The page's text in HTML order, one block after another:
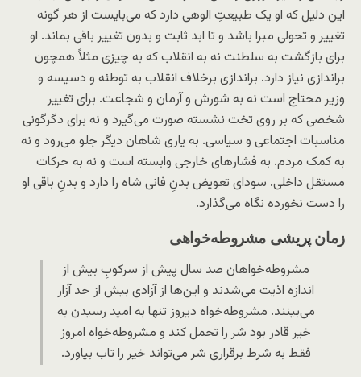
این دلیل که او یک طبیعتِ الوهی دارد که می‌بایست از هر گونه
تغییر و تحولی مبرا باشد و تا ابد ثابت و بدون تغییر باقی بماند. او
برای بازگشت به سلطنت نه به انقلاب که به چیزی مثلاً همچون
براندازی نیاز دارد. براندازی برخلاف انقلاب به توطئه و دسیسه و
وزیر محتاج است نه به شورش و آرمان و شجاعت. برای تغییر
شخصی که بر روی تخت نشسته صورت می‌گیرد و نه برای دگرگونی
مناسبات اجتماعی و سیاسی. به یاری شاهان دیگر جلو می‌رود و نه
به کمک مردم. به فشارهای خارجی وابسته است و نه به حرکات
مستقل داخلی. سودای تعویض بدنِ فانی شاه را دارد و بدنِ باقی او
را دست نخورده نگاه می‌گذارد.
زمان پریشی مشروطه‌‌‌‌خواهی
مشروطه‌‌خواهان صد سال پیش از سرکوبِ بیش از
اندازه اذیت می‌شدند و این‌ها از آزادی بیش از حد آزار
می‌بینند. مشروطه‌خواه دیروز تنها به امید رسیدن به
خیر قادر بود شر را تحمل کند و مشروطه‌خواه امروز
فقط به شرط برقراری شر می‌تواند خیر را تاب بیاورد.